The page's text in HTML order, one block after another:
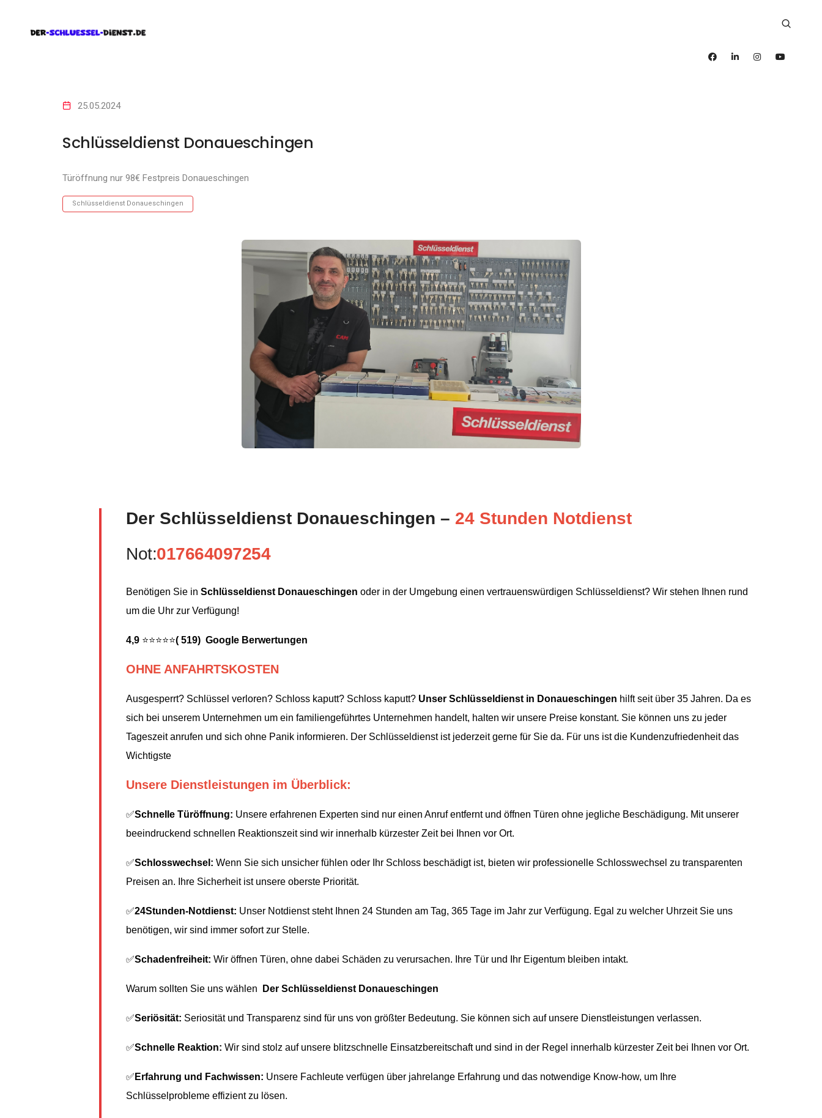
25.05.2024
Schlüsseldienst Donaueschingen
Türöffnung nur 98€ Festpreis Donaueschingen
Schlüsseldienst Donaueschingen
Der Schlüsseldienst Donaueschingen – 24 Stunden Notdienst
Not:017664097254
Benötigen Sie in Schlüsseldienst Donaueschingen oder in der Umgebung einen vertrauenswürdigen Schlüsseldienst? Wir stehen Ihnen rund
um die Uhr zur Verfügung!
4,9 ⭐⭐⭐⭐⭐( 519) Google Berwertungen
OHNE ANFAHRTSKOSTEN
Ausgesperrt? Schlüssel verloren? Schloss kaputt? Schloss kaputt? Unser Schlüsseldienst in Donaueschingen hilft seit über 35 Jahren. Da es
sich bei unserem Unternehmen um ein familiengeführtes Unternehmen handelt, halten wir unsere Preise konstant. Sie können uns zu jeder
Tageszeit anrufen und sich ohne Panik informieren. Der Schlüsseldienst ist jederzeit gerne für Sie da. Für uns ist die Kundenzufriedenheit das
Wichtigste
Unsere Dienstleistungen im Überblick:
✅Schnelle Türöffnung: Unsere erfahrenen Experten sind nur einen Anruf entfernt und öffnen Türen ohne jegliche Beschädigung. Mit unserer
beeindruckend schnellen Reaktionszeit sind wir innerhalb kürzester Zeit bei Ihnen vor Ort.
✅Schlosswechsel: Wenn Sie sich unsicher fühlen oder Ihr Schloss beschädigt ist, bieten wir professionelle Schlosswechsel zu transparenten
Preisen an. Ihre Sicherheit ist unsere oberste Priorität.
✅24Stunden-Notdienst: Unser Notdienst steht Ihnen 24 Stunden am Tag, 365 Tage im Jahr zur Verfügung. Egal zu welcher Uhrzeit Sie uns
benötigen, wir sind immer sofort zur Stelle.
✅Schadenfreiheit: Wir öffnen Türen, ohne dabei Schäden zu verursachen. Ihre Tür und Ihr Eigentum bleiben intakt.
Warum sollten Sie uns wählen Der Schlüsseldienst Donaueschingen
✅Seriösität: Seriosität und Transparenz sind für uns von größter Bedeutung. Sie können sich auf unsere Dienstleistungen verlassen.
✅Schnelle Reaktion: Wir sind stolz auf unsere blitzschnelle Einsatzbereitschaft und sind in der Regel innerhalb kürzester Zeit bei Ihnen vor Ort.
✅ Erfahrung und Fachwissen: Unsere Fachleute verfügen über jahrelange Erfahrung und das notwendige Know-how, um Ihre
Schlüsselprobleme effizient zu lösen.